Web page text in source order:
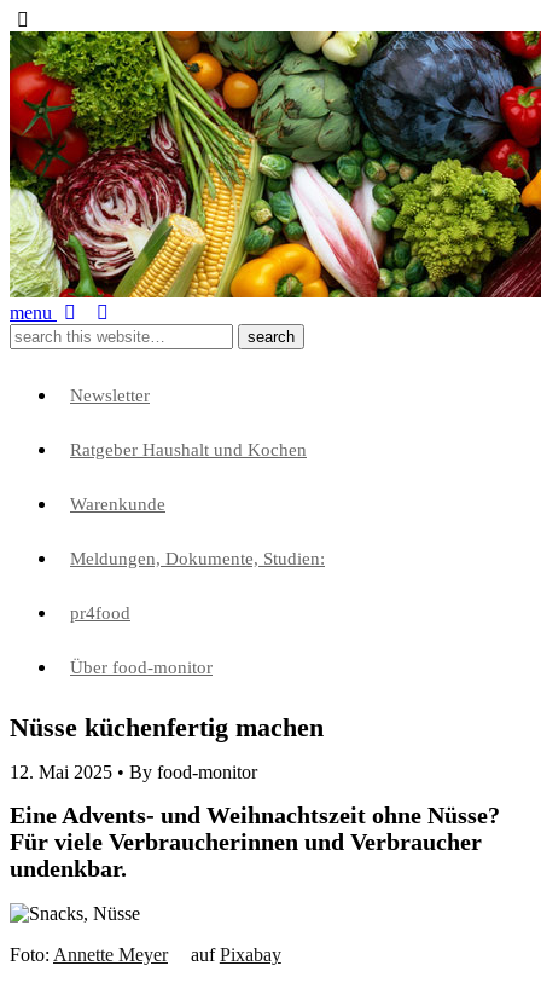
menu
Newsletter
Ratgeber Haushalt und Kochen
Warenkunde
Meldungen, Dokumente, Studien:
pr4food
Über food-monitor
Nüsse küchenfertig machen
12. Mai 2025 • By food-monitor
Eine Advents- und Weihnachtszeit ohne Nüsse?
Für viele Verbraucherinnen und Verbraucher
undenkbar.
Foto: Annette Meyer aufPixabay